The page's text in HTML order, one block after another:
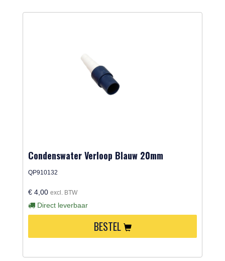
Condenswater Verloop Blauw 20mm
QP910132
€ 4,00 excl. BTW
Direct leverbaar
BESTEL